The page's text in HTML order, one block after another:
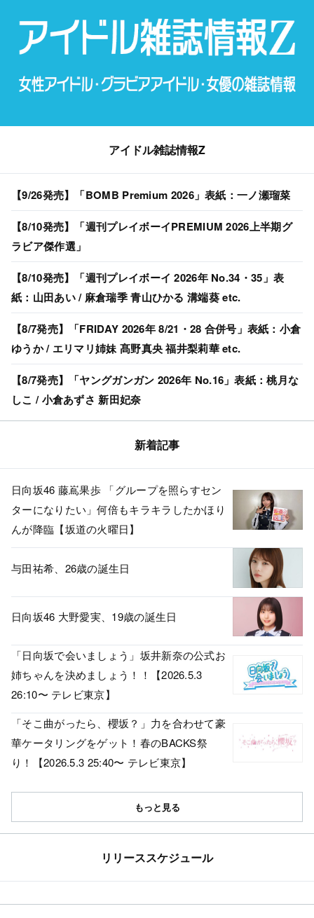
アイドル雑誌情報Z
【9/26発売】「BOMB Premium 2026」表紙：一ノ瀬瑠菜
【8/10発売】「週刊プレイボーイPREMIUM 2026上半期グ
ラビア傑作選」
【8/10発売】「週刊プレイボーイ 2026年 No.34・35」表
紙：山田あい / 麻倉瑞季 青山ひかる 溝端葵 etc.
【8/7発売】「FRIDAY 2026年 8/21・28 合併号」表紙：小倉
ゆうか / エリマリ姉妹 髙野真央 福井梨莉華 etc.
【8/7発売】「ヤングガンガン 2026年 No.16」表紙：桃月な
しこ / 小倉あずさ 新田妃奈
新着記事
日向坂46 藤嶌果歩 「グループを照らすセン
ターになりたい」何倍もキラキラしたかほり
んが降臨【坂道の火曜日】
与田祐希、26歳の誕生日
日向坂46 大野愛実、19歳の誕生日
「日向坂で会いましょう」坂井新奈の公式お
姉ちゃんを決めましょう！！【2026.5.3
26:10〜 テレビ東京】
「そこ曲がったら、櫻坂？」力を合わせて豪
華ケータリングをゲット！春のBACKS祭
り！【2026.5.3 25:40〜 テレビ東京】
もっと見る
リリーススケジュール